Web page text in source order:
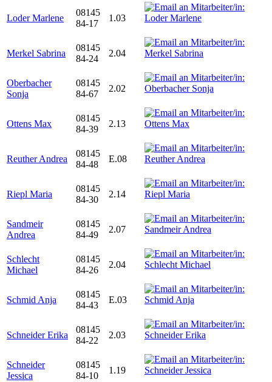
Loder Marlene
08145
84-17
1.03
Merkel Sabrina
08145
84-24
2.04
Oberbacher
Sonja
08145
84-67
2.02
Ottens Max
08145
84-39
2.13
Reuther Andrea
08145
84-48
E.08
Riepl Maria
08145
84-30
2.14
Sandmeir
Andrea
08145
84-49
2.07
Schlecht
Michael
08145
84-26
2.04
Schmid Anja
08145
84-43
E.03
Schneider Erika
08145
84-22
2.03
Schneider
Jessica
08145
84-10
1.19